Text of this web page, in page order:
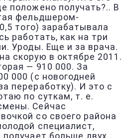
положено получать?.. В
фельдшером-
того) зарабатывала
работать, как на три
Уроды. Еще и за врача.
скорую в октябре 2011.
— 910 000. За
000 (с новогодней
переработку). И это с
по суткам, т. е.
Сейчас
со своего района
специалист,
больше двух